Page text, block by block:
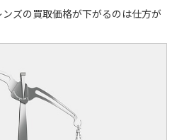
ズの買取価格が下がるのは仕方が